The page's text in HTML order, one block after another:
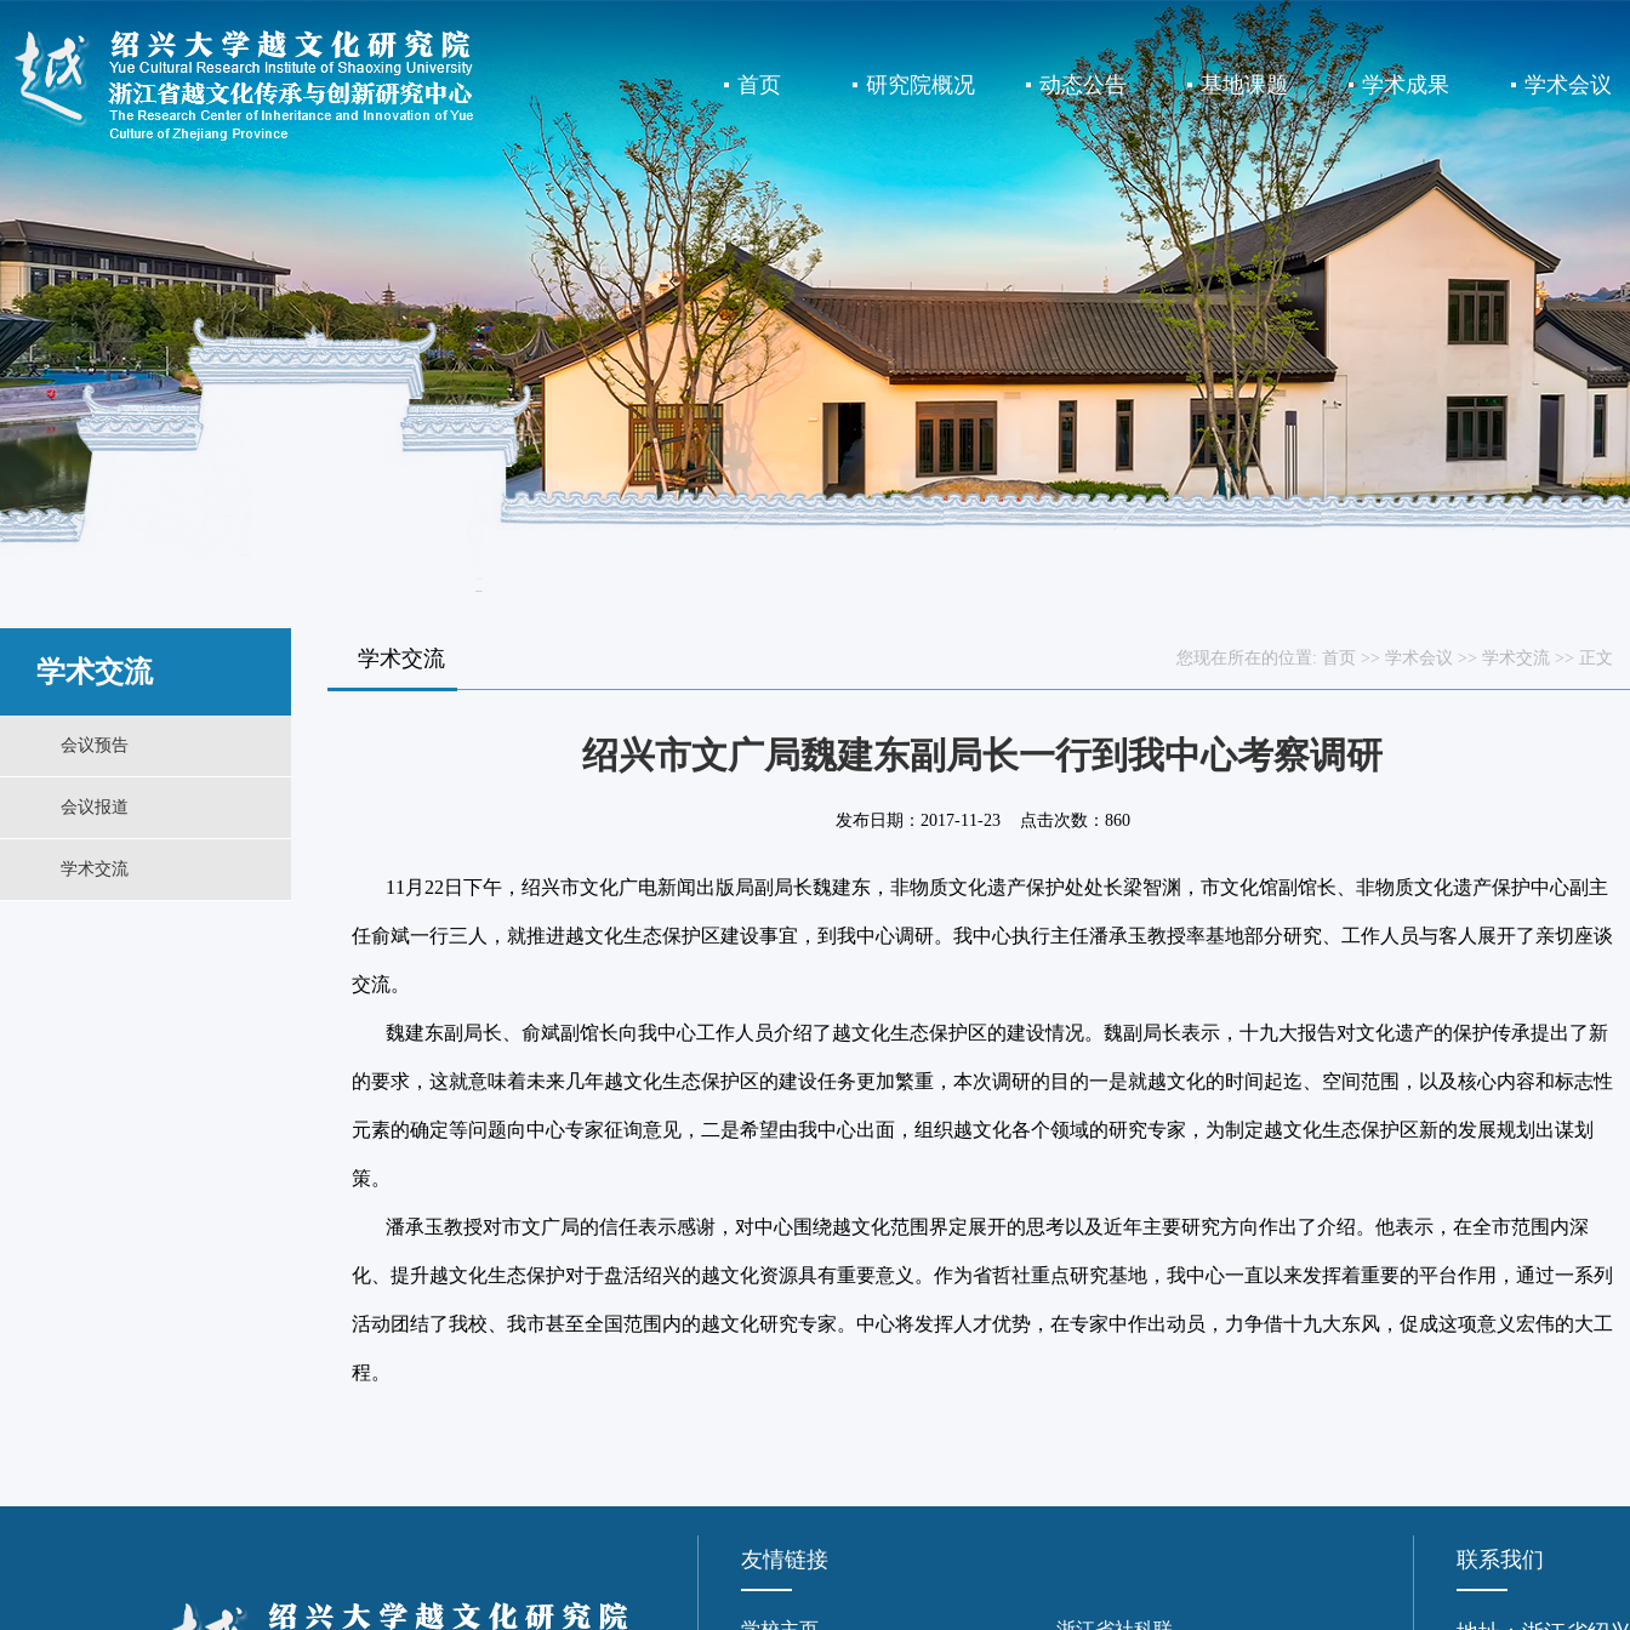
首页 研究院概况 动态公告 基地课题 学术成果 学术会议
学术交流
会议预告
会议报道
学术交流
学术交流 您现在所在的位置: 首页 >> 学术会议 >> 学术交流 >> 正文
绍兴市文广局魏建东副局长一行到我中心考察调研
发布日期： 2017-11-23 点击次数： 860
11月22日下午，绍兴市文化广电新闻出版局副局长魏建东，非物质文化遗产保护处处长梁智渊，市文化馆副馆长、非物质文化遗产保护中心副主
任俞斌一行三人，就推进越文化生态保护区建设事宜，到我中心调研。我中心执行主任潘承玉教授率基地部分研究、工作人员与客人展开了亲切座谈
交流。
魏建东副局长、俞斌副馆长向我中心工作人员介绍了越文化生态保护区的建设情况。魏副局长表示，十九大报告对文化遗产的保护传承提出了新
的要求，这就意味着未来几年越文化生态保护区的建设任务更加繁重，本次调研的目的一是就越文化的时间起迄、空间范围，以及核心内容和标志性
元素的确定等问题向中心专家征询意见，二是希望由我中心出面，组织越文化各个领域的研究专家，为制定越文化生态保护区新的发展规划出谋划
策。
潘承玉教授对市文广局的信任表示感谢，对中心围绕越文化范围界定展开的思考以及近年主要研究方向作出了介绍。他表示，在全市范围内深
化、提升越文化生态保护对于盘活绍兴的越文化资源具有重要意义。作为省哲社重点研究基地，我中心一直以来发挥着重要的平台作用，通过一系列
活动团结了我校、我市甚至全国范围内的越文化研究专家。中心将发挥人才优势，在专家中作出动员，力争借十九大东风，促成这项意义宏伟的大工
程。
友情链接 联系我们